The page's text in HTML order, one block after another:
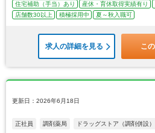
住宅補助（手当）あり
産休・育休取得実績有り
店舗数30以上
積極採用中 夏～秋入職可
求人の詳細を見る こ
更新日：2026年6月18日
正社員 調剤薬局 ドラッグストア（調剤併設）